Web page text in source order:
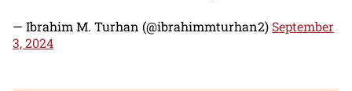
— Ibrahim M. Turhan (@ibrahimmturhan2) September
3, 2024